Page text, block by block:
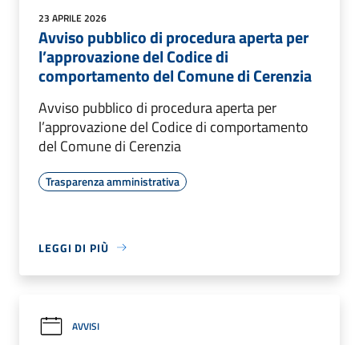
23 APRILE 2026
Avviso pubblico di procedura aperta per
l’approvazione del Codice di
comportamento del Comune di Cerenzia
Avviso pubblico di procedura aperta per
l’approvazione del Codice di comportamento
del Comune di Cerenzia
Trasparenza amministrativa
LEGGI DI PIÙ
AVVISI